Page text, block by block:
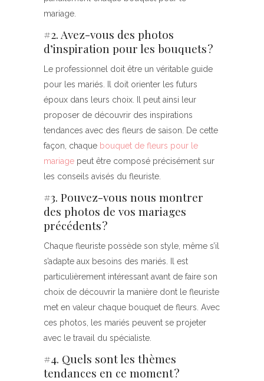
mariage.
#2. Avez-vous des photos
d’inspiration pour les bouquets ?
Le professionnel doit être un véritable guide
pour les mariés. Il doit orienter les futurs
époux dans leurs choix. Il peut ainsi leur
proposer de découvrir des inspirations
tendances avec des fleurs de saison. De cette
façon, chaque bouquet de fleurs pour le
mariage peut être composé précisément sur
les conseils avisés du fleuriste.
#3. Pouvez-vous nous montrer
des photos de vos mariages
précédents ?
Chaque fleuriste possède son style, même s’il
s’adapte aux besoins des mariés. Il est
particulièrement intéressant avant de faire son
choix de découvrir la manière dont le fleuriste
met en valeur chaque bouquet de fleurs. Avec
ces photos, les mariés peuvent se projeter
avec le travail du spécialiste.
#4. Quels sont les thèmes
tendances en ce moment ?